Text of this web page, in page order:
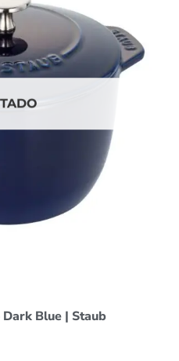
Blue | Staub